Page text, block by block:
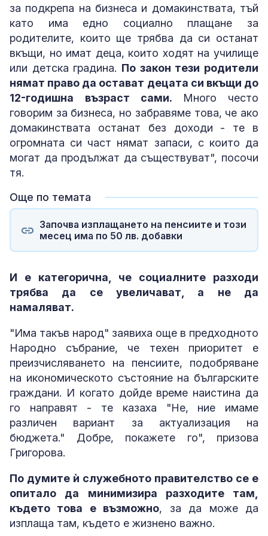
за подкрепа на бизнеса и домакинствата, тъй
като има едно социално плащане за
родителите, които ще трябва да си останат
вкъщи, но имат деца, които ходят на училище
или детска градина. По закон тези родители
нямат право да остават децата си вкъщи до
12-годишна възраст сами.
Много често
говорим за бизнеса, но забравяме това, че ако
домакинствата останат без доходи - те в
огромната си част нямат запаси, с които да
могат да продължат да съществуват", посочи
тя.
Още по темата
Започва изплащането на пенсиите и този
месец има по 50 лв. добавки
И е категорична, че социалните разходи
трябва да се увеличават, а не да
намаляват.
"Има такъв народ" заявиха още в предходното
Народно събрание, че техен приоритет е
преизчисляването на пенсиите, подобряване
на икономическото състояние на българските
граждани. И когато дойде време наистина да
го направят - те казаха "Не, ние имаме
различен вариант за актуализация на
бюджета." Добре, покажете го", призова
Григорова.
По думите ѝ служебното правителство се е
опитало да минимизира разходите там,
където това е възможно, за да може да
изплаща там, където е жизнено важно.